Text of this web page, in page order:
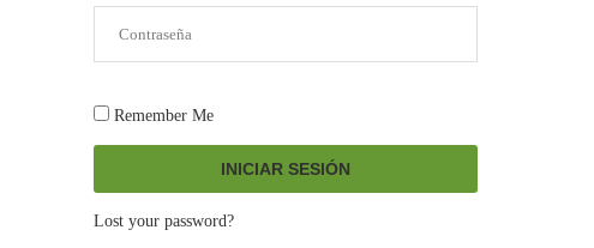
Remember Me
INICIAR SESIÓN
Lost your password?